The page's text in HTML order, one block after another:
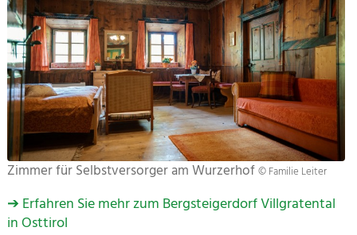
Zimmer für Selbstversorger am Wurzerhof© Familie Leiter
➔ Erfahren Sie mehr zum Bergsteigerdorf Villgratental
in Osttirol